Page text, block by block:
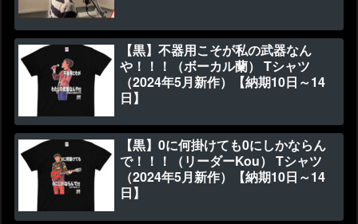
【黒】不器用こそが私の武器なん
や！！！（ボーカル蘭） Tシャツ
（2024年5月新作）【納期10日～14
日】
【黒】0に何掛けても0にしかならん
で！！！（リーダーKou） Tシャツ
（2024年5月新作）【納期10日～14
日】